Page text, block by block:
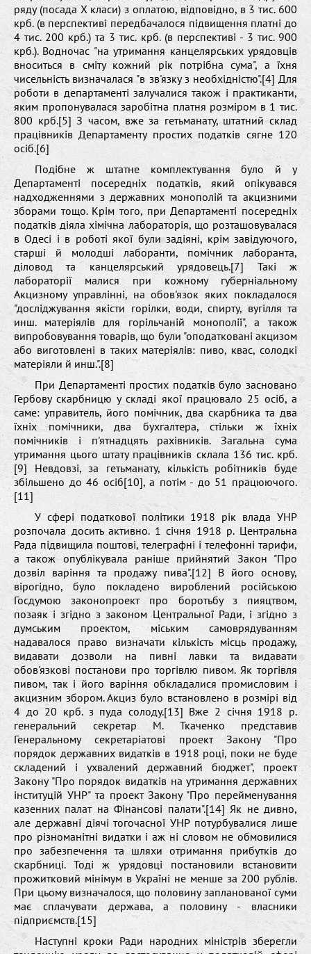
ряду (посада Х класи) з оплатою, відповідно, в 3 тис. 600
крб. (в перспективі передбачалося підвищення платні до
4 тис. 200 крб.) та 3 тис. крб. (в перспективі - 3 тис. 900
крб.). Водночас "на утримання канцелярських урядовців
вноситься в сміту кожний рік потрібна сума", а їхня
чисельність визначалася "в зв'язку з необхідністю".[4] Для
роботи в департаменті залучалися також і практиканти,
яким пропонувалася заробітна платня розміром в 1 тис.
800 крб.[5] З часом, вже за гетьманату, штатний склад
працівників Департаменту простих податків сягне 120
осіб.[6]
Подібне ж штатне комплектування було й у
Департаменті посередніх податків, який опікувався
надходженнями з державних монополій та акцизними
зборами тощо. Крім того, при Департаменті посередніх
податків діяла хімічна лабораторія, що розташовувалася
в Одесі і в роботі якої були задіяні, крім завідуючого,
старші й молодші лаборанти, помічник лаборанта,
діловод та канцелярський урядовець.[7] Такі ж
лабораторії малися при кожному губерніальному
Акцизному управлінні, на обов'язок яких покладалося
"досліджування якісти горілки, води, спирту, вугілля та
инш. матеріялів для горільчаній монополії", а також
випробовування товарів, що були "оподатковані акцизом
або виготовлені в таких матеріялів: пиво, квас, солодкі
матеріяли й инш.".[8]
При Департаменті простих податків було засновано
Гербову скарбницю у складі якої працювало 25 осіб, а
саме: управитель, його помічник, два скарбника та два
їхніх помічники, два бухгалтера, стільки ж їхніх
помічників і п'ятнадцять рахівників. Загальна сума
утримання цього штату працівників склала 136 тис. крб.
[9] Невдовзі, за гетьманату, кількість робітників буде
збільшено до 46 осіб[10], а потім - до 51 працюючого.
[11]
У сфері податкової політики 1918 рік влада УНР
розпочала досить активно. 1 січня 1918 р. Центральна
Рада підвищила поштові, телеграфні і телефонні тарифи,
а також опублікувала раніше прийнятий Закон "Про
дозвіл варіння та продажу пива".[12] В його основу,
вірогідно, було покладено вироблений російською
Госдумою законопроект про боротьбу з пияцтвом,
позаяк і згідно з законом Центральної Ради, і згідно з
думським проектом, міським самоврядуванням
надавалося право визначати кількість місць продажу,
видавати дозволи на пивні лавки та видавати
обов'язкові постанови про торгівлю пивом. Як торгівля
пивом, так і його варіння обкладалися промисловим і
акцизним збором. Акциз було встановлено в розмірі від
4 до 20 крб. з пуда солоду.[13] Вже 2 січня 1918 р.
генеральний секретар М. Ткаченко представив
Генеральному секретаріатові проект Закону "Про
порядок державних видатків в 1918 році, поки не буде
складений і ухвалений державний бюджет", проект
Закону "Про порядок видатків на утримання державних
інституцій УНР" та проект Закону "Про перейменування
казенних палат на Фінансові палати".[14] Як не дивно,
але державні діячі тогочасної УНР потурбувалися лише
про різноманітні видатки і аж ні словом не обмовилися
про забезпечення та шляхи отримання прибутків до
скарбниці. Тоді ж урядовці постановили встановити
прожитковий мінімум в Україні не менше за 200 рублів.
При цьому визначалося, що половину запланованої суми
має сплачувати держава, а половину - власники
підприємств.[15]
Наступні кроки Ради народних міністрів зберегли